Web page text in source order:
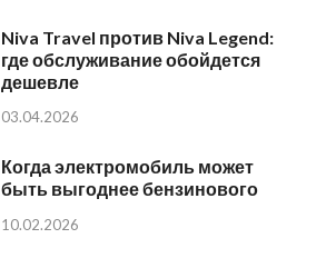
Niva Travel против Niva Legend:
где обслуживание обойдется
дешевле
03.04.2026
Когда электромобиль может
быть выгоднее бензинового
10.02.2026